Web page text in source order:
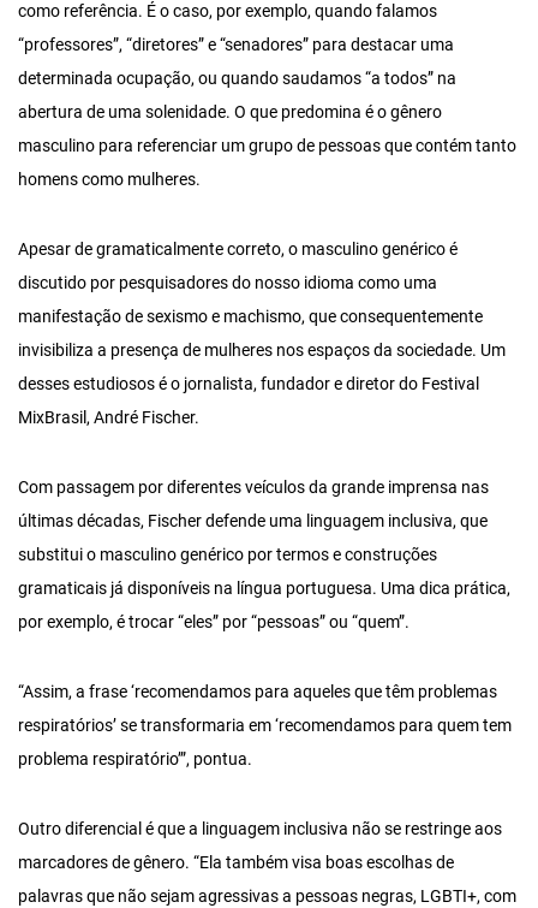
como referência. É o caso, por exemplo, quando falamos
“professores”, “diretores” e “senadores” para destacar uma
determinada ocupação, ou quando saudamos “a todos” na
abertura de uma solenidade. O que predomina é o gênero
masculino para referenciar um grupo de pessoas que contém tanto
homens como mulheres.
Apesar de gramaticalmente correto, o masculino genérico é
discutido por pesquisadores do nosso idioma como uma
manifestação de sexismo e machismo, que consequentemente
invisibiliza a presença de mulheres nos espaços da sociedade. Um
desses estudiosos é o jornalista, fundador e diretor do Festival
MixBrasil, André Fischer.
Com passagem por diferentes veículos da grande imprensa nas
últimas décadas, Fischer defende uma linguagem inclusiva, que
substitui o masculino genérico por termos e construções
gramaticais já disponíveis na língua portuguesa. Uma dica prática,
por exemplo, é trocar “eles” por “pessoas” ou “quem”.
“Assim, a frase ‘recomendamos para aqueles que têm problemas
respiratórios’ se transformaria em ‘recomendamos para quem tem
problema respiratório’”, pontua.
Outro diferencial é que a linguagem inclusiva não se restringe aos
marcadores de gênero. “Ela também visa boas escolhas de
palavras que não sejam agressivas a pessoas negras, LGBTI+, com